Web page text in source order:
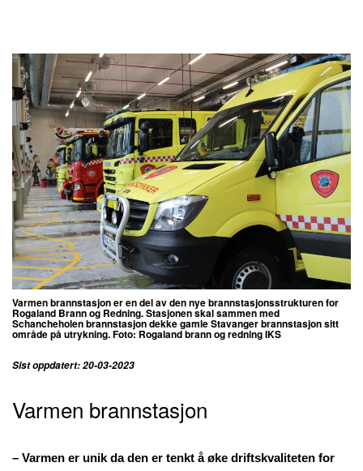
Varmen brannstasjon er en del av den nye brannstasjonsstrukturen for
Rogaland Brann og Redning.Stasjonen skal sammen med
Schancheholen brannstasjon dekke gamle Stavanger brannstasjon sitt
område på utrykning. Foto: Rogaland brann og redning IKS
Sist oppdatert: 20-03-2023
Varmen brannstasjon
– Varmen er unik da den er tenkt å øke driftskvaliteten for